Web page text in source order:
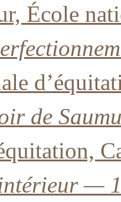
École
de
—